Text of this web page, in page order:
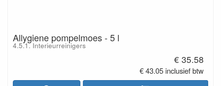
Allygiene pompelmoes - 5 l
4.5.1. Interieurreinigers
€ 35.58
€ 43.05 inclusief btw